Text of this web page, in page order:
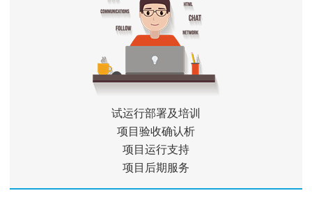
试运行部署及培训
项目验收确认析
项目运行支持
项目后期服务